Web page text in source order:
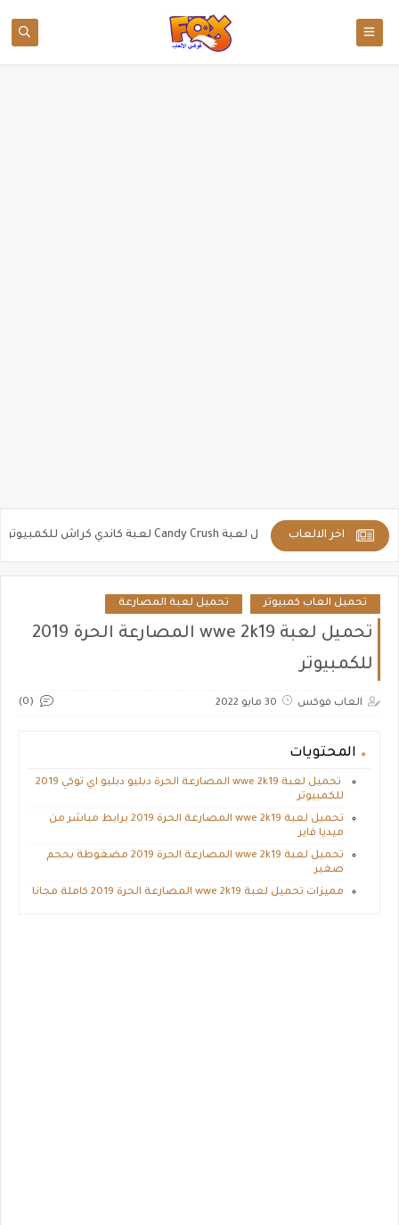
اخر الالعاب
تحميل لعبة Candy Crush لعبة كاندي كراش للكمبيوتر والمحمول
تحميل العاب كمبيوتر تحميل لعبة المصارعة
تحميل لعبة wwe 2k19 المصارعة الحرة 2019
للكمبيوتر
العاب فوكس 30 مايو 2022 (0)
المحتويات
تحميل لعبة wwe 2k19 المصارعة الحرة دبليو دبليو اي توكي 2019
للكمبيوتر
تحميل لعبة wwe 2k19 المصارعة الحرة 2019 برابط مباشر من
ميديا فاير
تحميل لعبة wwe 2k19 المصارعة الحرة 2019 مضغوطة بحجم
صغير
مميزات تحميل لعبة wwe 2k19 المصارعة الحرة 2019 كاملة مجانا